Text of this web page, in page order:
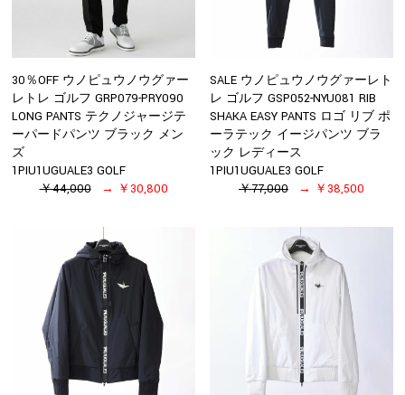
30％OFF ウノピュウノウグァー
レトレ ゴルフ GRP079-PRY090
LONG PANTS テクノジャージテ
ーパードパンツ ブラック メン
ズ
1PIU1UGUALE3 GOLF
￥44,000
￥30,800
SALE ウノピュウノウグァーレト
レ ゴルフ GSP052-NYU081 RIB
SHAKA EASY PANTS ロゴ リブ ポ
ーラテック イージパンツ ブラ
ック レディース
1PIU1UGUALE3 GOLF
￥77,000
￥38,500